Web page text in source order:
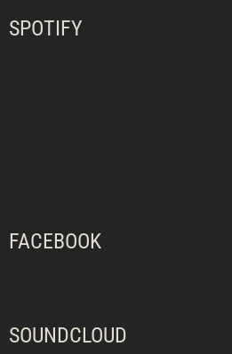
SPOTIFY
FACEBOOK
SOUNDCLOUD